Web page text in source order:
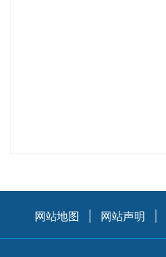
网站地图 网站声明